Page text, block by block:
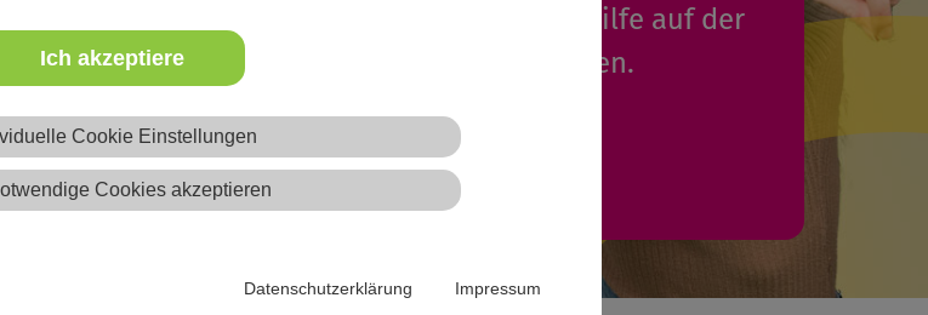
Ich akzeptiere
Cookie Einstellungen
Cookies akzeptieren
Datenschutzerklärung Impressum
öffentlichen Trägern der Jugendhilfe auf der
Website eintragen werden.
Mehr Infos